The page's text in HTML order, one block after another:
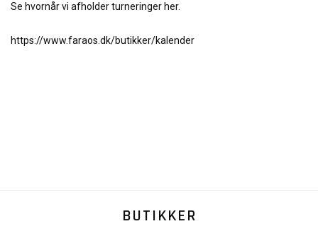
Se hvornår vi afholder turneringer her.
https://www.faraos.dk/butikker/kalender
BUTIKKER